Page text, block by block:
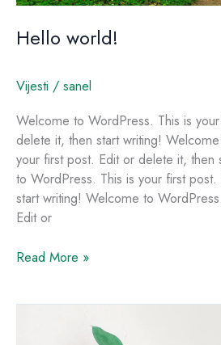
Hello world!
Vijesti / sanel
Welcome to WordPress. This is
delete it, then start writing!
your first post. Edit or delete it, then
to WordPress. This is your first
start writing! Welcome to
Edit or
Read More »